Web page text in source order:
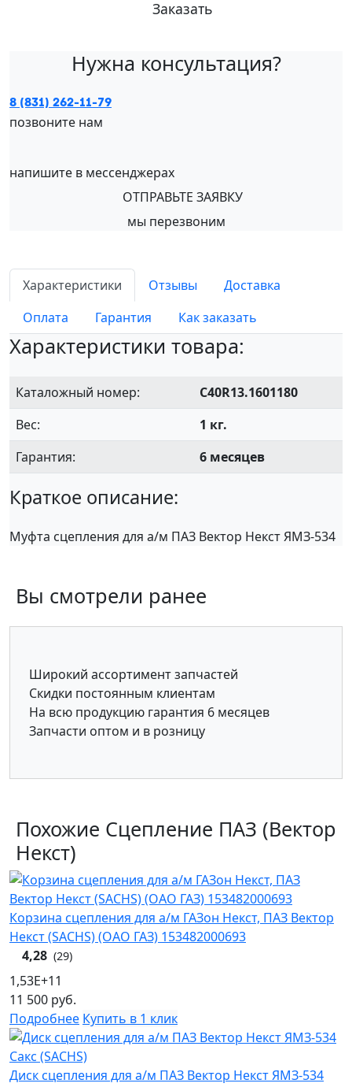
Заказать
Нужна консультация?
8 (831) 262-11-79
позвоните нам
напишите в мессенджерах
ОТПРАВЬТЕ ЗАЯВКУ
мы перезвоним
Характеристики Отзывы
Доставка
Оплата
Гарантия Как заказать
Характеристики товара:
Каталожный номер:
C40R13.1601180
Вес:
1 кг.
Гарантия:
6 месяцев
Краткое описание:
Муфта сцепления для а/м ПАЗ Вектор Некст ЯМЗ-534
Вы смотрели ранее
Широкий ассортимент запчастей
Скидки постоянным клиентам
На всю продукцию гарантия 6 месяцев
Запчасти оптом и в розницу
Похожие Сцепление ПАЗ (Вектор
Некст)
Корзина сцепления для а/м ГАЗон Некст, ПАЗ Вектор
Некст (SACHS) (ОАО ГАЗ) 153482000693
4,28 (29)
1,53E+11
11 500 руб.
Подробнее Купить в 1 клик
Диск сцепления для а/м ПАЗ Вектор Некст ЯМЗ-534